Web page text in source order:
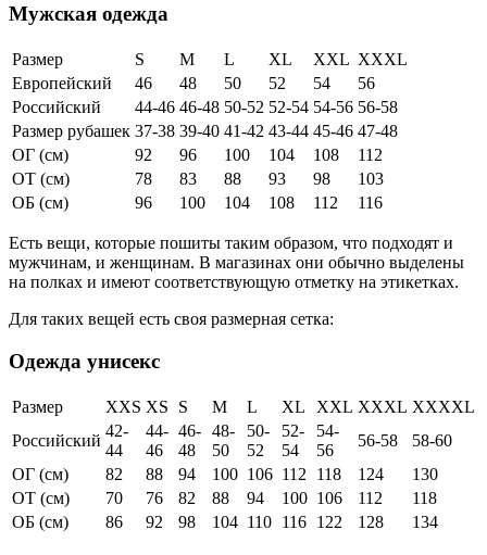
Мужская одежда
Размер S M L XL XXL XXXL
Европейский
46 48 50 52 54
56
Российский
44-46 46-48 50-52 52-54 54-56 56-58
Размер рубашек 37-38 39-40 41-42 43-44 45-46 47-48
ОГ (см)
92 96 100 104 108
112
ОТ (см)
78 83 88 93 98
103
ОБ (см)
96 100 104 108 112 116
Есть вещи, которые пошиты таким образом, что подходят и
мужчинам, и женщинам. В магазинах они обычно выделены
на полках и имеют соответствующую отметку на этикетках.
Для таких вещей есть своя размерная сетка:
Одежда унисекс
Размер XXS XS S M L XL XXL XXXL XXXXL
Российский
42-
44
44-
46
46-
48
48-
50
50-
52
52-
54
54-
56
56-58
58-60
ОГ (см)
82 88 94 100 106 112 118 124
130
ОТ (см)
70 76 82 88 94 100 106 112
118
ОБ (см)
86 92 98 104 110 116 122 128 134